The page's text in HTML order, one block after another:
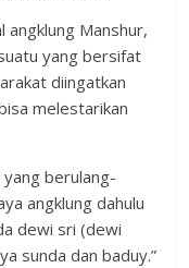
angklung Manshur,
yang bersifat
diingatkan
melestarikan
berulang-
angklung dahulu
dewi sri (dewi
sunda dan baduy.”